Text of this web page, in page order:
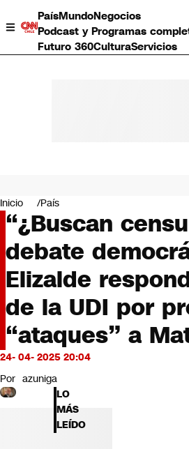
PaísMundoNegocios
Podcast y Programas
Futuro 360CulturaServicios
Negocios
Deportes
Programas completos
Cultura
Servicios
Bits
CNN tiempo
Futuro 360
Opinión
Inicio País
“¿Buscan
debate
Elizalde
de la UDI por
“ataques” a
24- 04- 2025 20:04
Por azuniga
LO
MÁS
LEÍDO